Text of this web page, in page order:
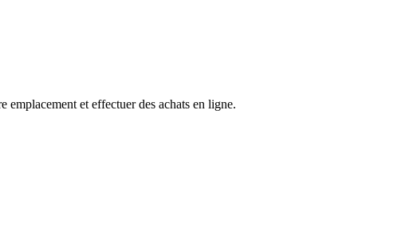
emplacement et effectuer des achats en ligne.